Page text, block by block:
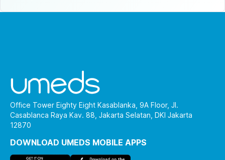
Office Tower Eighty Eight Kasablanka, 9A Floor, Jl.
Casablanca Raya Kav. 88, Jakarta Selatan, DKI Jakarta
12870
DOWNLOAD UMEDS MOBILE APPS